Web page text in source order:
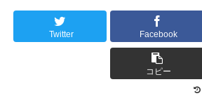
Twitter Facebook
コピー